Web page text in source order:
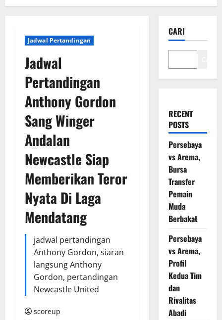
Jadwal Pertandingan
Jadwal
Pertandingan
Anthony Gordon
Sang Winger
Andalan
Newcastle Siap
Memberikan Teror
Nyata Di Laga
Mendatang
jadwal pertandingan
Anthony Gordon, siaran
langsung Anthony
Gordon, pertandingan
Newcastle United
scoreup
CARI
RECENT
POSTS
Persebaya
vs Arema,
Bursa
Transfer
Pemain
Muda
Berbakat
Persebaya
vs Arema,
Profil
Kedua Tim
dan
Rivalitas
Abadi